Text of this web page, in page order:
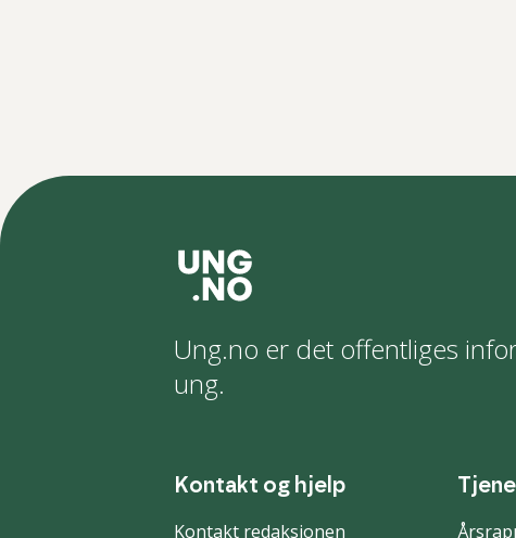
Ung.no er det offentliges
ung.
Kontakt og hjelp
Kontakt redaksjonen